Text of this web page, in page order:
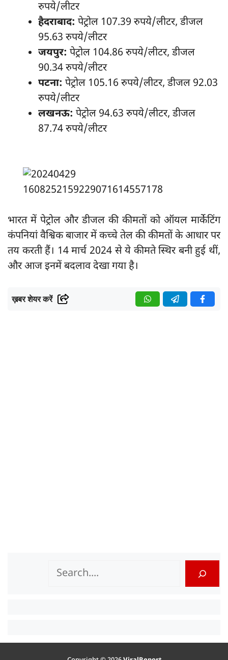
रुपये/लीटर
हैदराबाद: पेट्रोल 107.39 रुपये/लीटर, डीजल
95.63 रुपये/लीटर
जयपुर: पेट्रोल 104.86 रुपये/लीटर, डीजल
90.34 रुपये/लीटर
पटना: पेट्रोल 105.16 रुपये/लीटर, डीजल 92.03
रुपये/लीटर
लखनऊ: पेट्रोल 94.63 रुपये/लीटर, डीजल
87.74 रुपये/लीटर
भारत में पेट्रोल और डीजल की कीमतों को ऑयल मार्केटिंग
कंपनियां वैश्विक बाजार में कच्चे तेल की कीमतों के आधार पर
तय करती हैं। 14 मार्च 2024 से ये कीमते स्थिर बनी हुई थीं,
और आज इनमें बदलाव देखा गया है।
ख़बर शेयर करें